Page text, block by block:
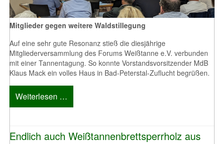
Mitglieder gegen weitere Waldstillegung
Auf eine sehr gute Resonanz stieß die diesjährige
Mitgliederversammlung des Forums Weißtanne e.V. verbunden
mit einer Tannentagung. So konnte Vorstandsvorsitzender MdB
Klaus Mack ein volles Haus in Bad-Peterstal-Zuflucht begrüßen.
Weiterlesen …
Endlich auch Weißtannenbrettsperrholz aus